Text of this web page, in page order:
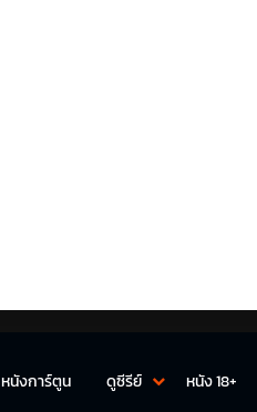
หนังการ์ตูน ดูซีรีย์ หนัง 18+